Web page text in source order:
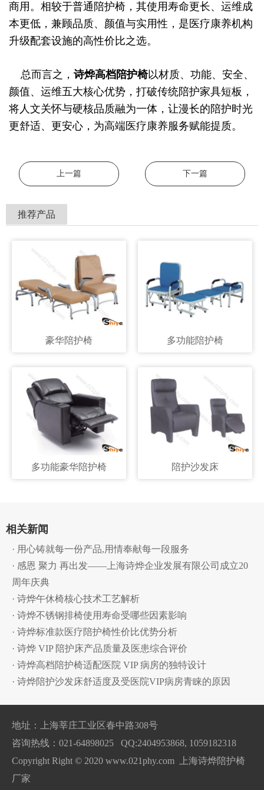
商用。相较于普通陪护椅，其使用寿命更长、运维成
本更低，兼顾品质、颜值与实用性，是医疗康养机构
升级配套设施的高性价比之选。
总而言之， 诗烨高档陪护椅以材质、功能、安全、
颜值、运维五大核心优势，打破传统陪护家具短板，
将人文关怀与硬核品质融为一体，让漫长的陪护时光
更舒适、更安心，为高端医疗康养服务赋能提质。
上一篇 下一篇
推荐产品
豪华陪护椅 多功能陪护椅
多功能豪华陪护椅 陪护沙发床
相关新闻
· 用心铸就每一份产品,用情奉献每一段服务
· 感恩 聚力 再出发——上海诗烨企业发展有限公司成立20
周年庆典
· 诗烨午休椅核心技术工艺解析
· 诗烨不锈钢排椅使用寿命受哪些因素影响
· 诗烨标准款医疗陪护椅性价比优势分析
· 诗烨 VIP 陪护床产品质量及医患综合评价
· 诗烨高档陪护椅适配医院 VIP 病房的独特设计
· 诗烨陪护沙发床舒适度及受医院VIP病房青睐的原因
地址：上海莘庄工业区春中路308号
咨询热线：021-64898025 QQ:2404953868, 1059182318
Copyright Right © 2020 www.021phy.com 上海诗烨陪护椅
厂家